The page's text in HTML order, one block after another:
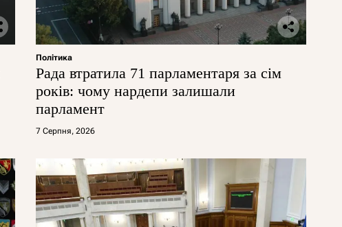
Політика
Рада втратила 71 парламентаря за сім
років: чому нардепи залишали
парламент
7 Серпня, 2026